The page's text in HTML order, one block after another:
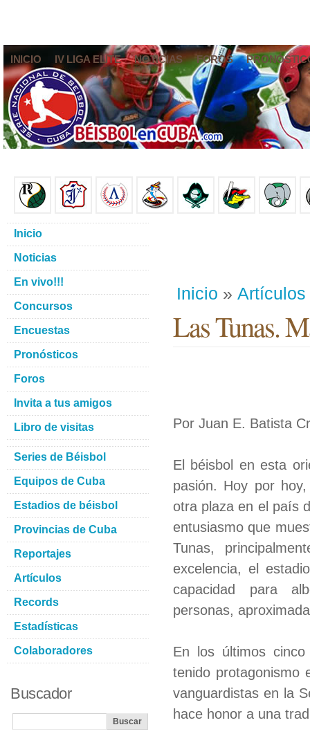
INICIO IV LIGA ELITE NOTICIAS FOROS
Inicio » Artículos
Las Tunas.
Por Juan E. Batista
El béisbol en esta
pasión. Hoy por
otra plaza en el país
entusiasmo que
Tunas,
excelencia, el
capacidad para
personas,
En los últimos
tenido protagonismo
vanguardistas en la
hace honor a una
Inicio
Noticias
En vivo!!!
Concursos
Encuestas
Pronósticos
Foros
Invita a tus amigos
Libro de visitas
Series de Béisbol
Equipos de Cuba
Estadios de béisbol
Provincias de Cuba
Reportajes
Artículos
Records
Estadísticas
Colaboradores
Buscador